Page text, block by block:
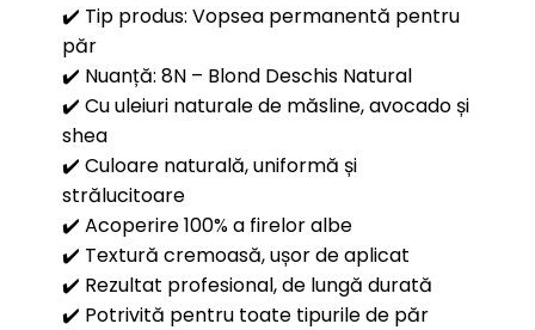
✔️ Tip produs: Vopsea permanentă pentru
păr
✔️ Nuanță: 8N – Blond Deschis Natural
✔️ Cu uleiuri naturale de măsline, avocado și
shea
✔️ Culoare naturală, uniformă și
strălucitoare
✔️ Acoperire 100% a firelor albe
✔️ Textură cremoasă, ușor de aplicat
✔️ Rezultat profesional, de lungă durată
✔️ Potrivită pentru toate tipurile de păr